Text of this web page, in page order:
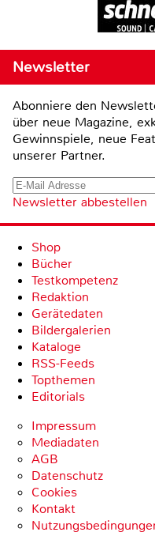
Newsletter
Abonniere den
über neue Magazine,
Gewinnspiele, neue
unserer Partner.
Newsletter abbestellen
Shop
Bücher
Testkompetenz
Redaktion
Gerätedaten
Bildergalerien
Kataloge
RSS-Feeds
Topthemen
Editorials
Impressum
Mediadaten
AGB
Datenschutz
Cookies
Kontakt